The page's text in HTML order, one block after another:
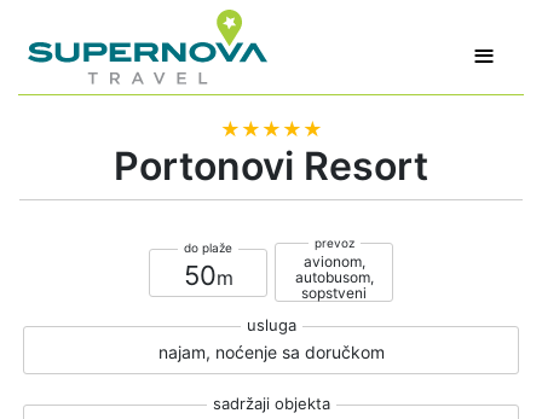
≡
★★★★★
Portonovi Resort
50
avionom,
autobusom,
sopstveni
najam, noćenje sa doručkom